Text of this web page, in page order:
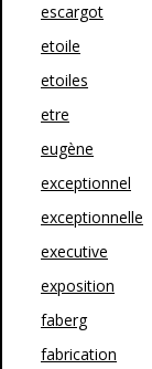
escargot
etoile
etoiles
etre
eugène
exceptionnel
exceptionnelle
executive
exposition
faberg
fabrication